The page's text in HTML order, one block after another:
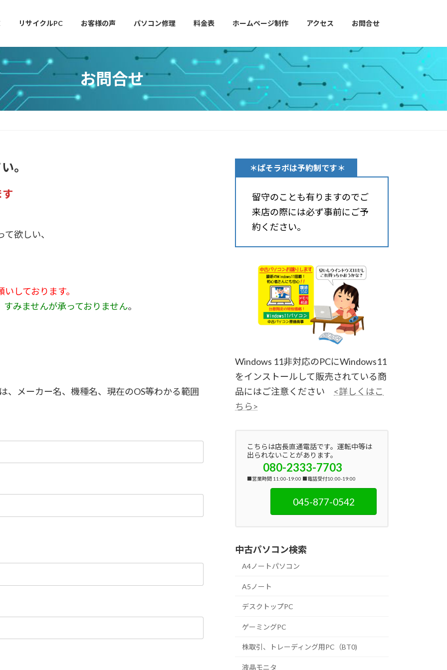
リサイクルPC お客様の声 パソコン修理 料金表 ホームページ制作 アクセス お問合せ
お問合せ
。
欲しい、
しております。
みませんが承っておりません。
、メーカー名、機種名、現在のOS等わかる範囲
＊ぱそラボは予約制です＊
留守のことも有りますのでご
来店の際には必ず事前にご予
約ください。
Windows 11非対応のPCにWindows11
をインストールして販売されている商
品にはご注意ください <詳しくはこ
ちら>
こちらは店長直通電話です。運転中等は
出られないことがあります。
080-2333-7703
■営業時間 11:00-19:00 ■電話受付10:00-19:00
045-877-0542
中古パソコン検索
A4ノートパソコン
A5ノート
デスクトップPC
ゲーミングPC
株取引、トレーディング用PC（BT0)
液晶モニタ